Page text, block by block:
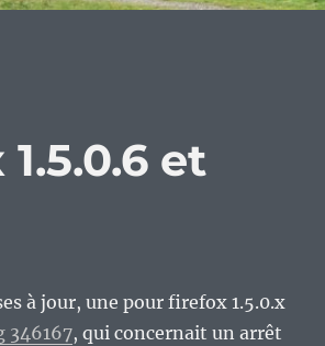
et
à jour, une pour firefox 1.5.0.x
346167, qui concernait un arrêt